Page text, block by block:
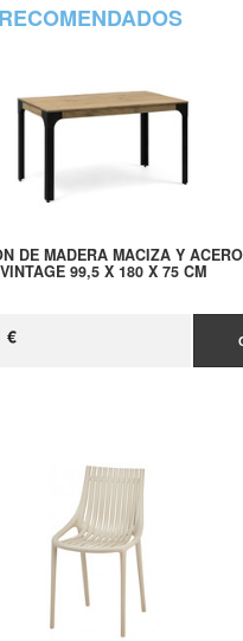
DE MADERA MACIZA Y
VINTAGE 99,5 X 180 X 75 CM
€